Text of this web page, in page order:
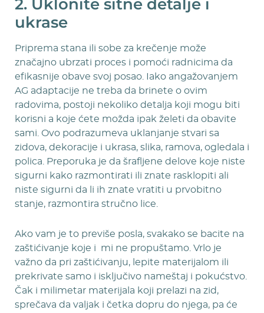
2. Uklonite sitne detalje i
ukrase
Priprema stana ili sobe za krečenje može
značajno ubrzati proces i pomoći radnicima da
efikasnije obave svoj posao. Iako angažovanjem
AG adaptacije ne treba da brinete o ovim
radovima, postoji nekoliko detalja koji mogu biti
korisni a koje ćete možda ipak želeti da obavite
sami. Ovo podrazumeva uklanjanje stvari sa
zidova, dekoracije i ukrasa, slika, ramova, ogledala i
polica. Preporuka je da šrafljene delove koje niste
sigurni kako razmontirati ili znate rasklopiti ali
niste sigurni da li ih znate vratiti u prvobitno
stanje, razmontira stručno lice.
Ako vam je to previše posla, svakako se bacite na
zaštićivanje koje i mi ne propuštamo. Vrlo je
važno da pri zaštićivanju, lepite materijalom ili
prekrivate samo i isključivo nameštaj i pokućstvo.
Čak i milimetar materijala koji prelazi na zid,
sprečava da valjak i četka dopru do njega, pa će